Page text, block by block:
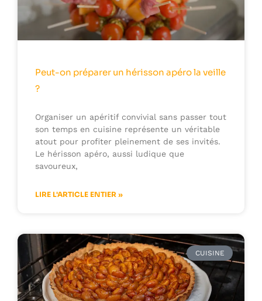
Peut-on préparer un hérisson apéro la veille
?
Organiser un apéritif convivial sans passer tout
son temps en cuisine représente un véritable
atout pour profiter pleinement de ses invités.
Le hérisson apéro, aussi ludique que
savoureux,
LIRE L'ARTICLE ENTIER »
CUISINE